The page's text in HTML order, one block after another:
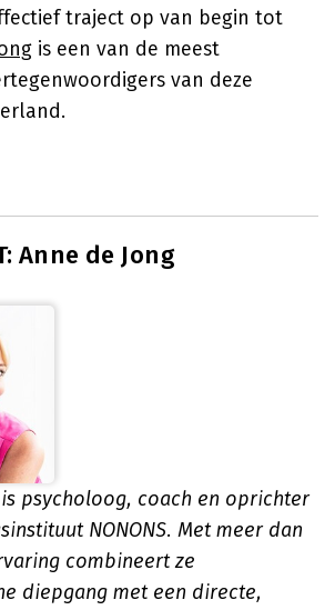
traject op van begin tot
is een van de meest
van deze
Anne de Jong
is psycholoog, coach en oprichter
NONONS. Met meer dan
combineert ze
diepgang met een directe,